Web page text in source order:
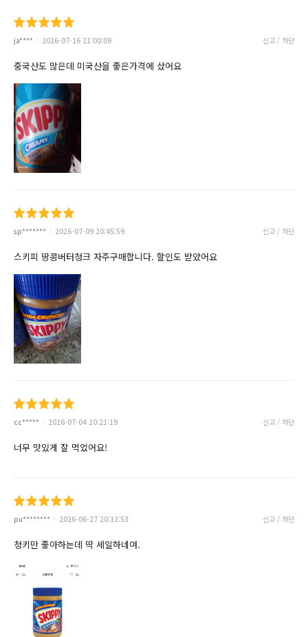
ja**** 2026-07-16 21:00:09 신고 / 차단
중국산도 많은데 미국산을 좋은가격에 샀어요
sp******* 2026-07-09 20:45:59 신고 / 차단
스키피 땅콩버터청크 자주구매합니다. 할인도 받았어요
cc***** 2026-07-04 10:21:19 신고 / 차단
너무 맛있게 잘 먹었어요!
pu******** 2026-06-27 20:12:53 신고 / 차단
청키만 좋아하는데 딱 세일하네여.